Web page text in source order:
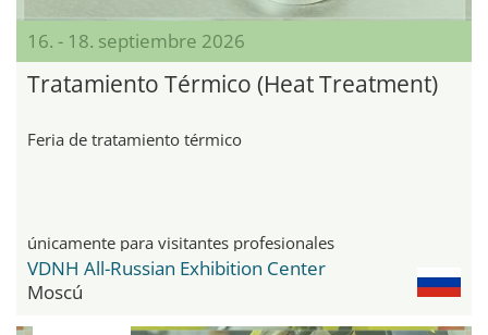
16. - 18. septiembre 2026
Tratamiento Térmico (Heat Treatment)
Feria de tratamiento térmico
únicamente para visitantes profesionales
VDNH All-Russian Exhibition Center
Moscú